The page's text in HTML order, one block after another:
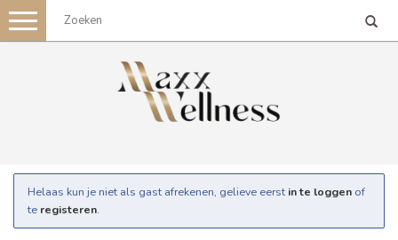
Toggle
navigation
Helaas kun je niet als gast afrekenen, gelieve eerst in te loggen of
te registeren.